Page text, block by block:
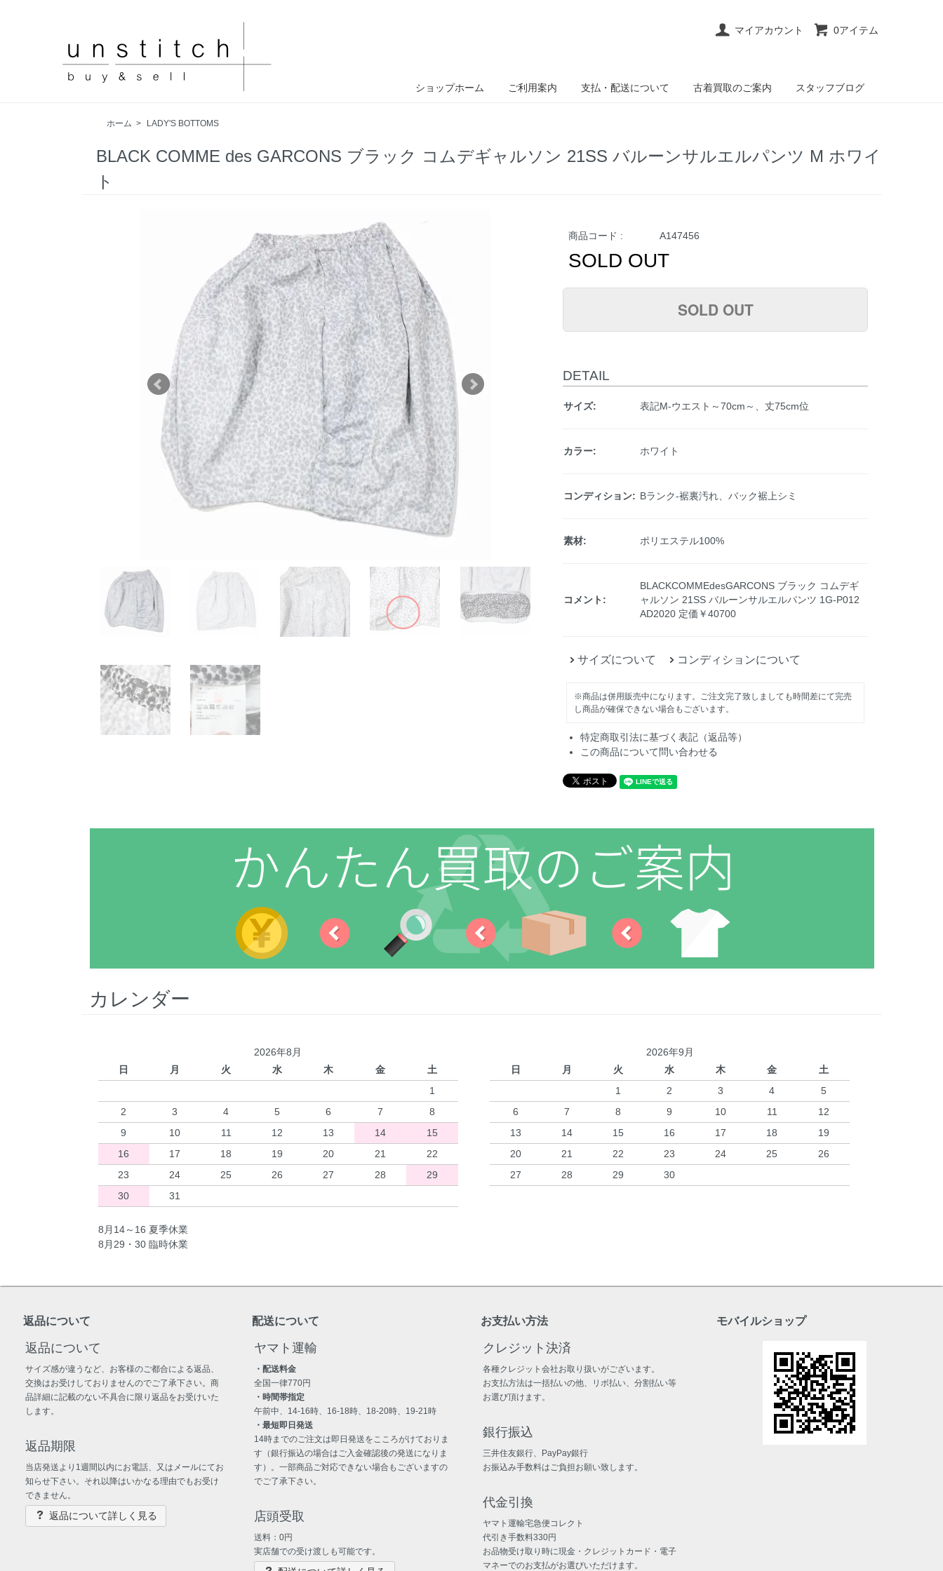
マイアカウント 0アイテム
ショップホーム ご利用案内 支払・配送について 古着買取のご案内 スタッフブログ
ホーム > LADY'S BOTTOMS
BLACK COMME des GARCONS ブラック コムデギャルソン 21SS バルーンサルエルパンツ M ホワイ
ト
商品コード : A147456
SOLD OUT
SOLD OUT
DETAIL
サイズ: 表記M-ウエスト～70cm～、丈75cm位
カラー: ホワイト
コンディション: Bランク-裾裏汚れ、バック裾上シミ
素材: ポリエステル100%
コメント:
BLACKCOMMEdesGARCONS ブラック コムデギ
ャルソン 21SS バルーンサルエルパンツ 1G-P012
AD2020 定価￥40700
サイズについて コンディションについて
※商品は併用販売中になります。ご注文完了致しましても時間差にて完売
し商品が確保できない場合もございます。
特定商取引法に基づく表記（返品等）
この商品について問い合わせる
カレンダー
2026年8月
日
月 火 水 木 金
土
1
2
3 4 5 6 7
8
9
10 11 12 13 14
15
16
17 18 19 20 21
22
23
24 25 26 27 28
29
30
31
2026年9月
日
月 火 水 木 金
土
1
2 3 4
5
6
7 8 9 10 11
12
13
14 15 16 17 18
19
20
21 22 23 24 25
26
27
28 29 30
8月14～16 夏季休業
8月29・30 臨時休業
返品について
返品について
サイズ感が違うなど、お客様のご都合による返品、
交換はお受けしておりませんのでご了承下さい。商
品詳細に記載のない不具合に限り返品をお受けいた
します。
返品期限
当店発送より1週間以内にお電話、又はメールにてお
知らせ下さい。それ以降はいかなる理由でもお受け
できません。
返品について詳しく見る
配送について
ヤマト運輸
・配送料金
全国一律770円
・時間帯指定
午前中、14-16時、16-18時、18-20時、19-21時
・最短即日発送
14時までのご注文は即日発送をこころがけておりま
す（銀行振込の場合はご入金確認後の発送になりま
す）。一部商品ご対応できない場合もございますの
でご了承下さい。
店頭受取
送料：0円
実店舗での受け渡しも可能です。
お支払い方法
クレジット決済
各種クレジット会社お取り扱いがございます。
お支払方法は一括払いの他、リボ払い、分割払い等
お選び頂けます。
銀行振込
三井住友銀行、PayPay銀行
お振込み手数料はご負担お願い致します。
代金引換
ヤマト運輸宅急便コレクト
代引き手数料330円
お品物受け取り時に現金・クレジットカード・電子
マネーでのお支払がお選びいただけます。
モバイルショップ